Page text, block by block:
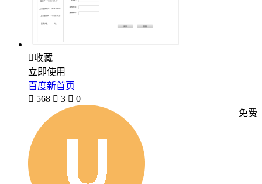
收藏
立即使用
百度新首页
 568  3  0
免费